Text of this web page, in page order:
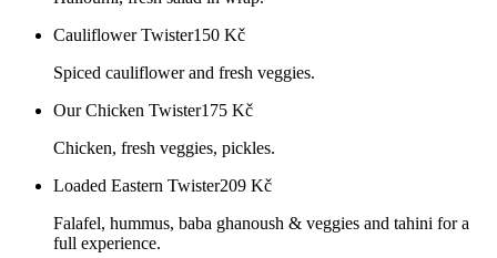
Cauliflower Twister150 Kč
Spiced cauliflower and fresh veggies.
Our Chicken Twister175 Kč
Chicken, fresh veggies, pickles.
Loaded Eastern Twister209 Kč
Falafel, hummus, baba ghanoush & veggies and tahini for a
full experience.